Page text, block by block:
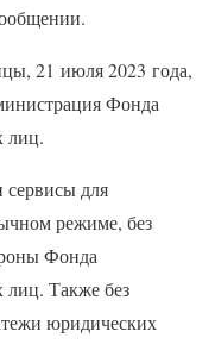
21 июля 2023 года,
Фонда
лиц.
для
режиме, без
Фонда
лиц. Также без
юридических